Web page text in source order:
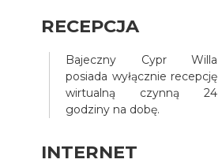
RECEPCJA
Bajeczny Cypr Willa
posiada wyłącznie recepcję
wirtualną czynną 24
godziny na dobę.
INTERNET